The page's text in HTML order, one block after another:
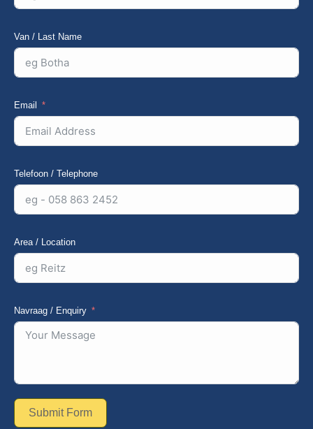
Van / Last Name
Email
Telefoon / Telephone
Area / Location
Navraag / Enquiry
Submit Form